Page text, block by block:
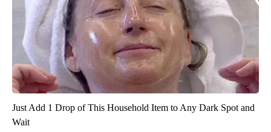
Just Add 1 Drop of This Household Item to Any Dark Spot and
Wait